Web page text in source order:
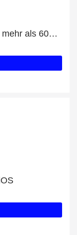
Neueste Angebote - Erhalten Sie mehr als 60% Rabatt auf Vimeo for Zoom